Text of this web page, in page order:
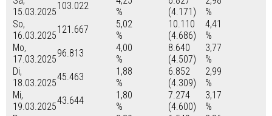
15.03.2025
103.022
%
(4.171)
%
So,
16.03.2025
121.667
5,02
%
10.110
(4.686)
4,41
%
Mo,
17.03.2025
96.813
4,00
%
8.640
(4.507)
3,77
%
Di,
18.03.2025
45.463
1,88
%
6.852
(4.309)
2,99
%
Mi,
19.03.2025
43.644
1,80
%
7.274
(4.600)
3,17
%